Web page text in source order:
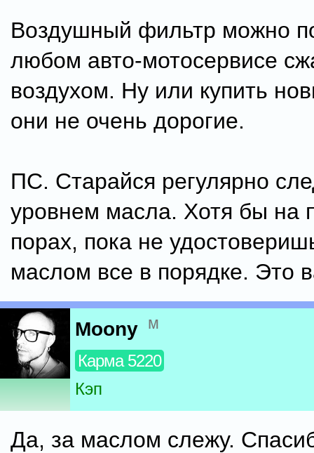
Воздушный фильтр можно
любом авто-мотосервисе
воздухом. Ну или купить
они не очень дорогие.
ПС. Старайся регулярно
уровнем масла. Хотя бы на
порах, пока не
маслом все в порядке. Это
Moony м
Карма 5220
Кэп
Да, за маслом слежу.